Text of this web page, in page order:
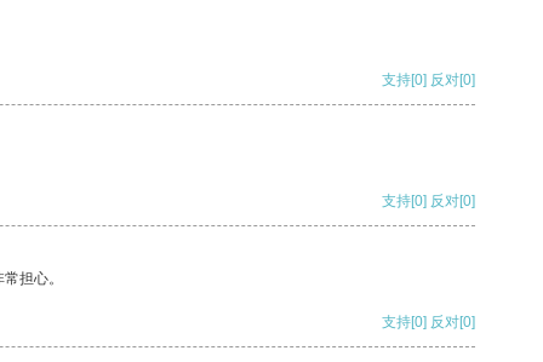
支持[0] 反对[0]
支持[0] 反对[0]
担心。
支持[0] 反对[0]